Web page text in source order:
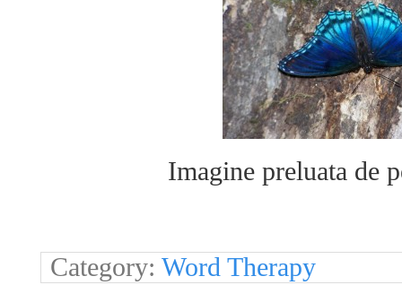
Imagine preluata de
Category: Word Therapy